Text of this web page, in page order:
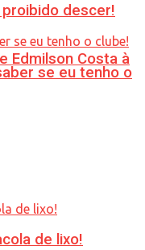
Edmilson Costa à
descer!
se eu tenho o
de lixo!